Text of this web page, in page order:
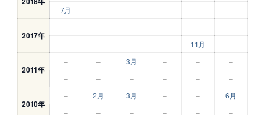
7月
– – – – –
2017年
– – – – –
–
–
– – – 11月 –
2011年
– – 3月 – –
–
–
– – – – –
2010年
– 2月 3月 – –
6月
–
– – – – –